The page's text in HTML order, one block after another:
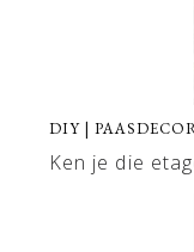
DIY |
Ken je die